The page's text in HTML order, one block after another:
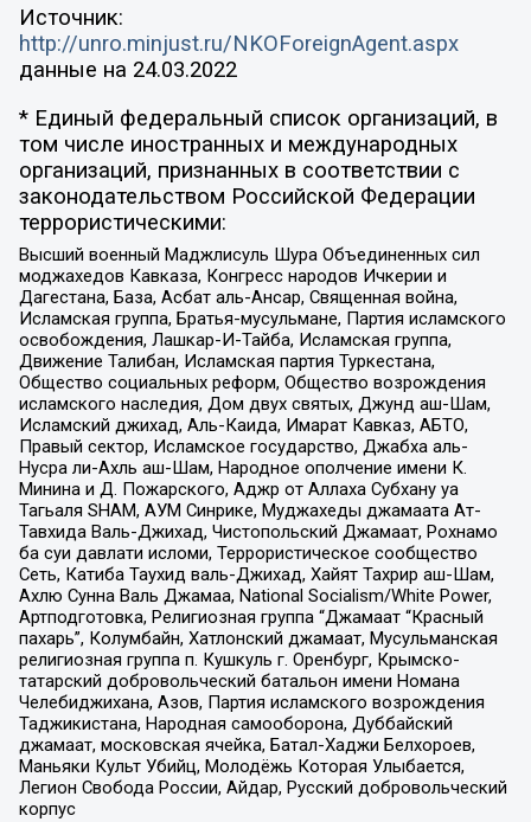
Источник:
http://unro.minjust.ru/NKOForeignAgent.aspx
данные на 24.03.2022
* Единый федеральный список организаций, в
том числе иностранных и международных
организаций, признанных в соответствии с
законодательством Российской Федерации
террористическими:
Высший военный Маджлисуль Шура Объединенных сил
моджахедов Кавказа, Конгресс народов Ичкерии и
Дагестана, База, Асбат аль-Ансар, Священная война,
Исламская группа, Братья-мусульмане, Партия исламского
освобождения, Лашкар-И-Тайба, Исламская группа,
Движение Талибан, Исламская партия Туркестана,
Общество социальных реформ, Общество возрождения
исламского наследия, Дом двух святых, Джунд аш-Шам,
Исламский джихад, Аль-Каида, Имарат Кавказ, АБТО,
Правый сектор, Исламское государство, Джабха аль-
Нусра ли-Ахль аш-Шам, Народное ополчение имени К.
Минина и Д. Пожарского, Аджр от Аллаха Субхану уа
Тагьаля SHAM, АУМ Синрике, Муджахеды джамаата Ат-
Тавхида Валь-Джихад, Чистопольский Джамаат, Рохнамо
ба суи давлати исломи, Террористическое сообщество
Сеть, Катиба Таухид валь-Джихад, Хайят Тахрир аш-Шам,
Ахлю Сунна Валь Джамаа, National Socialism/White Power,
Артподготовка, Религиозная группа “Джамаат “Красный
пахарь”, Колумбайн, Хатлонский джамаат, Мусульманская
религиозная группа п. Кушкуль г. Оренбург, Крымско-
татарский добровольческий батальон имени Номана
Челебиджихана, Азов, Партия исламского возрождения
Таджикистана, Народная самооборона, Дуббайский
джамаат, московская ячейка, Батал-Хаджи Белхороев,
Маньяки Культ Убийц, Молодёжь Которая Улыбается,
Легион Свобода России, Айдар, Русский добровольческий
корпус